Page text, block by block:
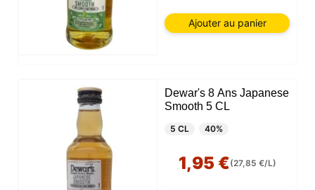
Ajouter au panier
Dewar's 8 Ans Japanese
Smooth 5 CL
5 CL 40%
1,95 €(27,85 €/L)